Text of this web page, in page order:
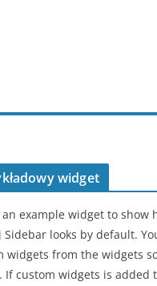
widget
example widget to show
Sidebar looks by default.
widgets from the widgets
If custom widgets is added